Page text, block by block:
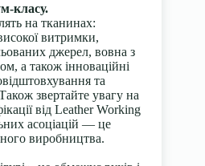
класу.
на тканинах:
витримки,
джерел, вовна з
а також інноваційні
та
звертайте увагу на
від Leather Working
асоціацій — це
виробництва.